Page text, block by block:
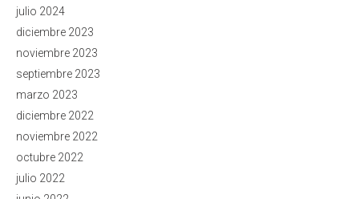
julio 2024
diciembre 2023
noviembre 2023
septiembre 2023
marzo 2023
diciembre 2022
noviembre 2022
octubre 2022
julio 2022